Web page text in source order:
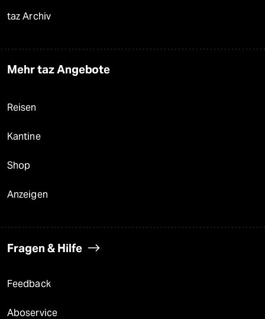
taz Archiv
Mehr taz Angebote
Reisen
Kantine
Shop
Anzeigen
Fragen & Hilfe
Feedback
Aboservice